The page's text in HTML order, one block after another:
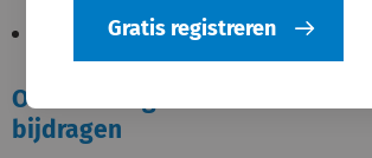
Gratis registreren
er een betwiste vordering is.
Ook de wetgever kan een extra
bijdragen